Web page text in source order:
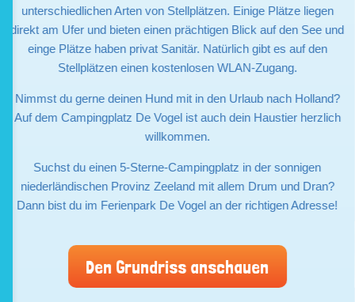
unterschiedlichen Arten von Stellplätzen. Einige Plätze liegen
direkt am Ufer und bieten einen prächtigen Blick auf den See und
einge Plätze haben privat Sanitär. Natürlich gibt es auf den
Stellplätzen einen kostenlosen WLAN-Zugang.
Nimmst du gerne deinen Hund mit in den Urlaub nach Holland?
Auf dem Campingplatz De Vogel ist auch dein Haustier herzlich
willkommen.
Suchst du einen 5-Sterne-Campingplatz in der sonnigen
niederländischen Provinz Zeeland mit allem Drum und Dran?
Dann bist du im Ferienpark De Vogel an der richtigen Adresse!
Den Grundriss anschauen